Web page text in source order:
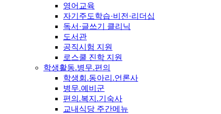
영어교육
자기주도학습·비전·리더십
독서·글쓰기 클리닉
도서관
공직시험 지원
로스쿨 진학 지원
학생활동.병무.편의
학생회.동아리.언론사
병무.예비군
편의.복지.기숙사
교내식당 주간메뉴